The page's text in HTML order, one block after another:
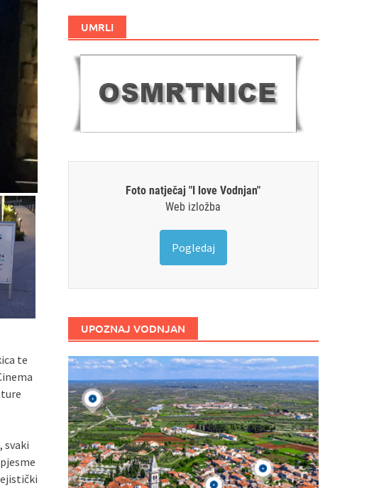
te
UMRLI
Foto natječaj "I love Vodnjan"
Web izložba
Pogledaj
UPOZNAJ VODNJAN